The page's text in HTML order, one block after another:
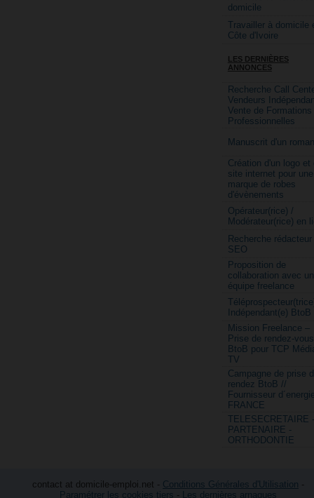
domicile
Travailler à domicile
Côte d'Ivoire
LES DERNIÈRES
ANNONCES
Recherche Call
Vendeurs
Vente de Formations
Professionnelles
Manuscrit d'un roman
Création d'un logo et
site internet pour une
marque de robes
d'évènements
Opérateur(rice) /
Modérateur(rice) en
Recherche rédacteur
SEO
Proposition de
collaboration avec
équipe freelance
Indépendant(e) BtoB
Mission Freelance –
Prise de rendez-vous
BtoB pour TCP
TV
Campagne de prise
rendez BtoB //
Fournisseur
FRANCE
TELESECRETAIRE -
PARTENAIRE -
ORTHODONTIE
contact at domicile-emploi.net - Conditions Générales d'Utilisation -
Paramétrer les cookies tiers - Les dernières arnaques